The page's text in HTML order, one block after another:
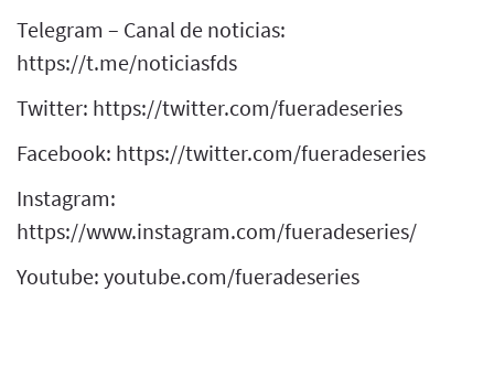
Telegram – Canal de noticias:
https://t.me/noticiasfds
Twitter: https://twitter.com/fueradeseries
Facebook: https://twitter.com/fueradeseries
Instagram:
https://www.instagram.com/fueradeseries/
Youtube: youtube.com/fueradeseries